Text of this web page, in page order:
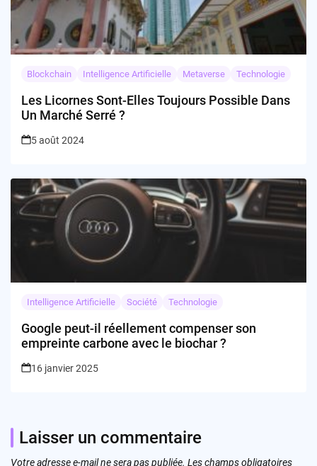
Blockchain Intelligence Artificielle Metaverse Technologie
Les Licornes Sont-Elles Toujours Possible Dans
Un Marché Serré ?
5 août 2024
Intelligence Artificielle Société Technologie
Google peut-il réellement compenser son
empreinte carbone avec le biochar ?
16 janvier 2025
Laisser un commentaire
Votre adresse e-mail ne sera pas publiée. Les champs obligatoires